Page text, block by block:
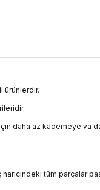
ürünlerdir.
daha az kademeye va
haricindeki tüm parçalar